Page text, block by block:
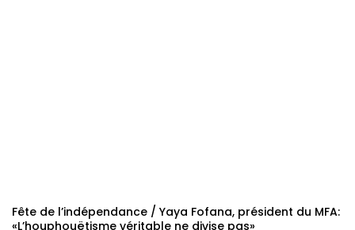
Fête de l’indépendance / Yaya Fofana, président du MFA:
«L’houphouëtisme véritable ne divise pas»